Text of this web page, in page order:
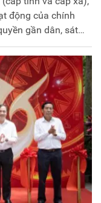
động của chính
gần dân, sát
pháp luật và
nghiệp, cung
phát huy tính chủ
cấp thiết.